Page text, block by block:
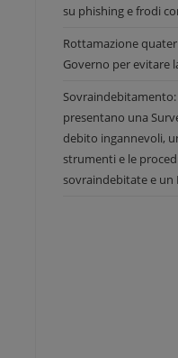
su phishing e frodi
Rottamazione
Governo per evitare
presentano una
debito ingannevoli,
strumenti e le
sovraindebitate e un